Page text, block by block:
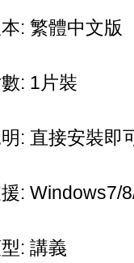
: 繁體中文版
: 1片裝
: 直接安裝即
: Windows7/
: 講義